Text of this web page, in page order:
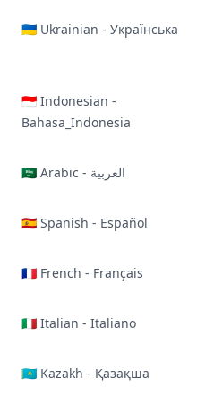
🇺🇦 Ukrainian - Українська
🇮🇩 Indonesian -
Bahasa_Indonesia
🇸🇦 Arabic - العربية
🇪🇸 Spanish - Español
🇫🇷 French - Français
🇮🇹 Italian - Italiano
🇰🇿 Kazakh - Қазақша